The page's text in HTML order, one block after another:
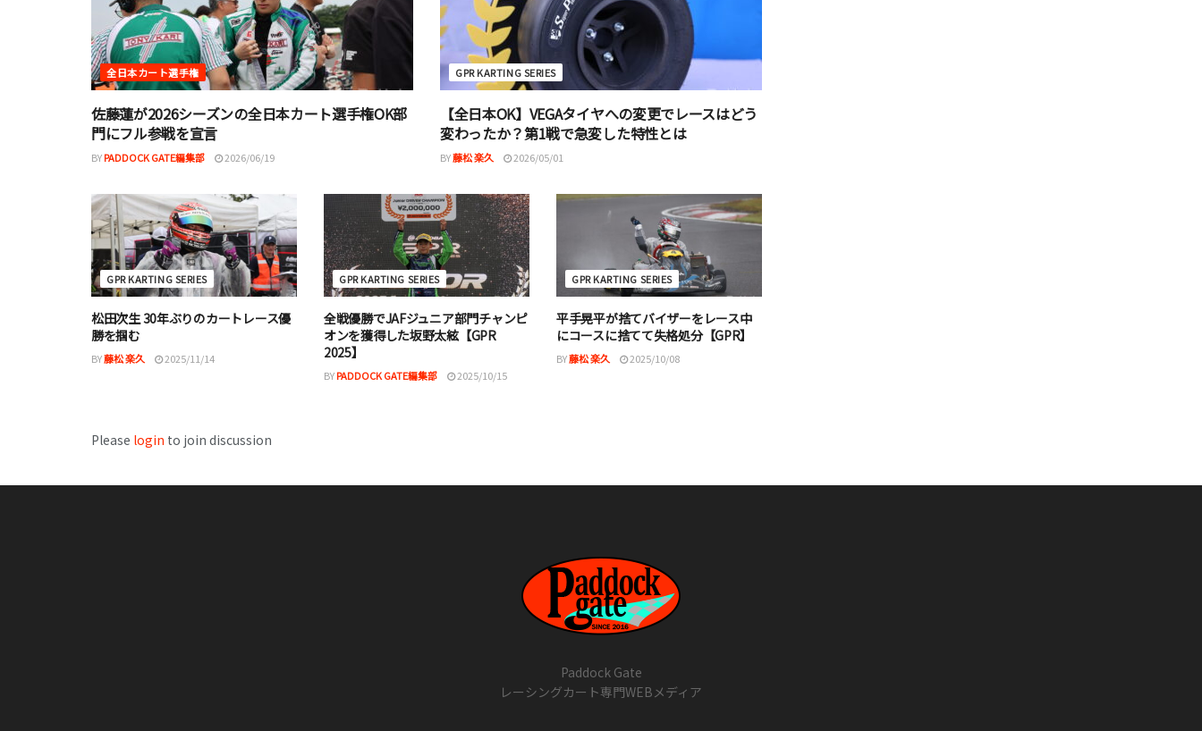
全日本カート選手権
佐藤蓮が2026シーズンの全日本カート選手権OK部
門にフル参戦を宣言
BYPADDOCK GATE編集部 2026/06/19
GPR KARTING SERIES
【全日本OK】VEGAタイヤへの変更でレースはどう
変わったか？第1戦で急変した特性とは
BY藤松 楽久 2026/05/01
GPR KARTING SERIES
松田次生 30年ぶりのカートレース優
勝を掴む
BY藤松 楽久 2025/11/14
GPR KARTING SERIES
全戦優勝でJAFジュニア部門チャンピ
オンを獲得した坂野太絃【GPR
2025】
BYPADDOCK GATE編集部 2025/10/15
GPR KARTING SERIES
平手晃平が捨てバイザーをレース中
にコースに捨てて失格処分【GPR】
BY藤松 楽久 2025/10/08
Please login to join discussion
Paddock Gate
レーシングカート専門WEBメディア